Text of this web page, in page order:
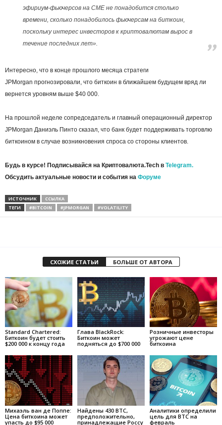
эфириум-фьючерсов на CME не понадобится столько
времени, сколько понадобилось фьючерсам на биткоин,
поскольку интерес инвесторов к криптовалютам вырос в
течение последних лет».
Интересно, что в конце прошлого месяца стратеги
JPMorgan прогнозировали, что биткоин в ближайшем будущем вряд ли
вернется уровням выше $40 000.
На прошлой неделе сопредседатель и главный операционный директор
JPMorgan Даниэль Пинто сказал, что банк будет поддерживать торговлю
биткоином в случае возникновения спроса со стороны клиентов.
Будь в курсе! Подписывайся на Криптовалюта.Tech в Telegram.
Обсудить актуальные новости и события на Форуме
ИСТОЧНИК
ССЫЛКА
ТЕГИ
#BITCOIN #JPMORGAN #VOLATILITY
СХОЖИЕ СТАТЬИ БОЛЬШЕ ОТ АВТОРА
Standard Chartered:
Биткоин будет стоить
$200 000 к концу года
Глава BlackRock:
Биткоин может
подняться до $700 000
Розничные инвесторы
угрожают цене
биткоина
Михаэль ван де Поппе:
Цена биткоина может
упасть до $95 000
Найдены 430 BTC,
предположительно,
принадлежащие Россу
Аналитики определили
цель для BTC на
февраль